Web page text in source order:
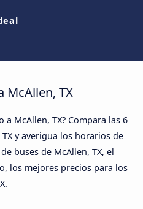
McAllen, TX
McAllen, TX? Compara las 6
y averigua los horarios de
buses de McAllen, TX, el
los mejores precios para los